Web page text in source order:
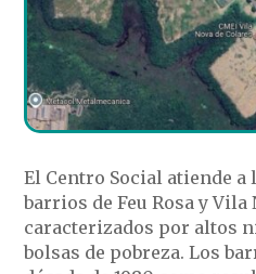
El Centro Social atiende a
barrios de Feu Rosa y Vila
caracterizados por altos
bolsas de pobreza. Los